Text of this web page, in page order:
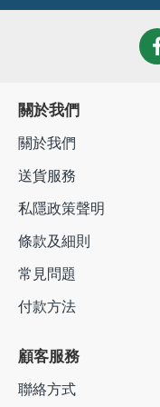
關於我們
關於我們
送貨服務
私隱政策聲明
條款及細則
常見問題
付款方法
顧客服務
聯絡方式